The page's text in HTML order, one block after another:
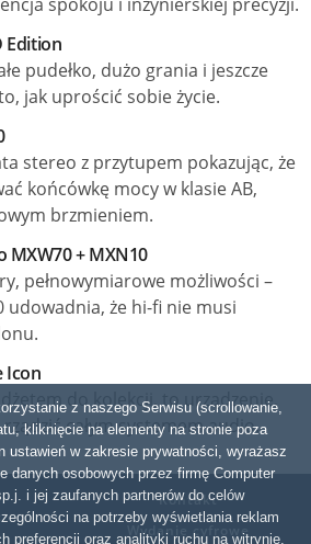
Edition
pudełko, dużo grania i jeszcze
jak uprościć sobie życie.
stereo z przytupem pokazując, że
końcówkę mocy w klasie AB,
brzmieniem.
+ MXN10
pełnowymiarowe możliwości –
udowadnia, że hi-fi nie musi
Icon
do kolekcji, to urządzenie,
rządzić całym systemem audio.
Kontakt
Wydanie cyfrowe
z naszego Serwisu (scrollowanie,
kliknięcie na elementy na stronie poza
ustawień w zakresie prywatności, wyrażasz
danych osobowych przez firmę Computer
i jej zaufanych partnerów do celów
na potrzeby wyświetlania reklam
preferencji oraz analityki ruchu na witrynie.